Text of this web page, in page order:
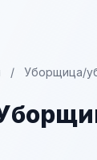
/ Уборщица/